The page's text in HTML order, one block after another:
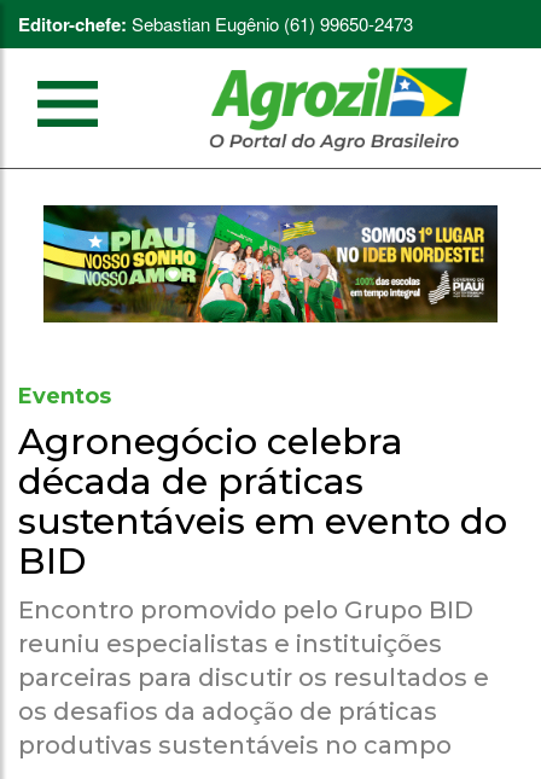
Editor-chefe: Sebastian Eugênio (61) 99650-2473
Eventos
Agronegócio celebra
década de práticas
sustentáveis em evento do
BID
Encontro promovido pelo Grupo BID
reuniu especialistas e instituições
parceiras para discutir os resultados e
os desafios da adoção de práticas
produtivas sustentáveis no campo